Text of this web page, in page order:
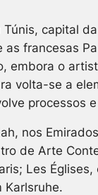
capital
francesas
embora o
volta-se a
processos
nos
de Arte
Les
Karlsruhe.